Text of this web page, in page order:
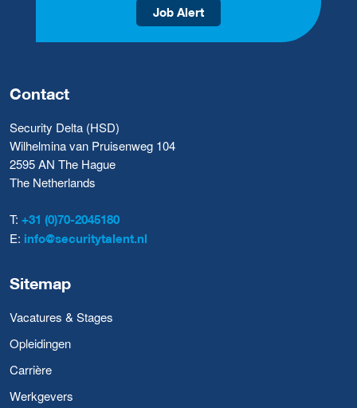
Job Alert
Contact
Security Delta (HSD)
Wilhelmina van Pruisenweg 104
2595 AN The Hague
The Netherlands
T: +31 (0)70-2045180
E: info@securitytalent.nl
Sitemap
Vacatures & Stages
Opleidingen
Carrière
Werkgevers